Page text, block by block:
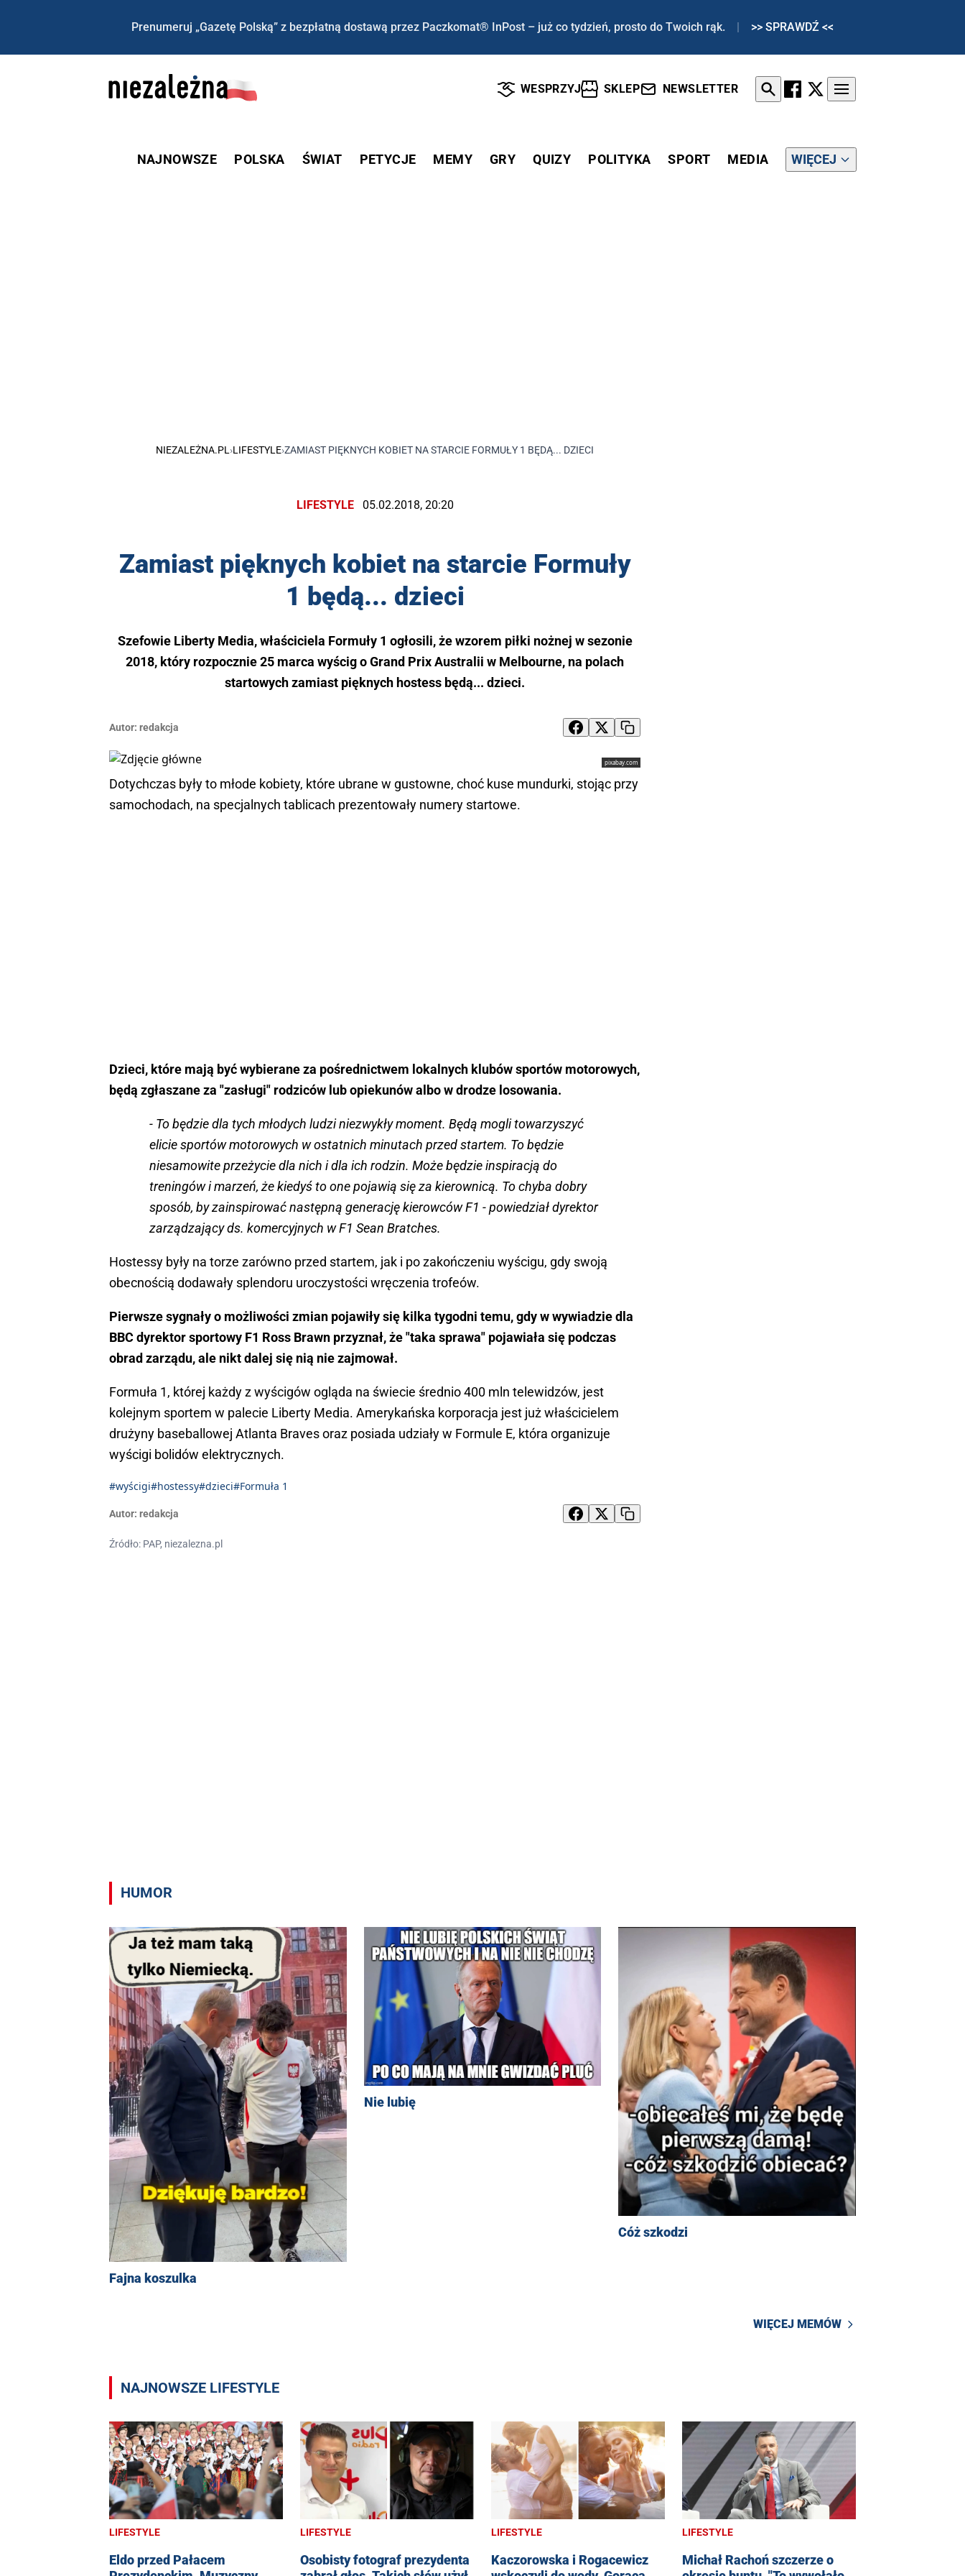
Prenumeruj „Gazetę Polską” z bezpłatną dostawą przez Paczkomat® InPost – już co tydzień, prosto do Twoich rąk. | >> SPRAWDŹ <<
WESPRZYJ SKLEP NEWSLETTER
NAJNOWSZE POLSKA ŚWIAT PETYCJE MEMY GRY QUIZY POLITYKA SPORT MEDIA WIĘCEJ
NIEZALEŻNA.PL ›LIFESTYLE›ZAMIAST PIĘKNYCH KOBIET NA STARCIE FORMUŁY 1 BĘDĄ... DZIECI
LIFESTYLE 05.02.2018, 20:20
Zamiast pięknych kobiet na starcie Formuły
1 będą... dzieci
Szefowie Liberty Media, właściciela Formuły 1 ogłosili, że wzorem piłki nożnej w sezonie
2018, który rozpocznie 25 marca wyścig o Grand Prix Australii w Melbourne, na polach
startowych zamiast pięknych hostess będą... dzieci.
Autor: redakcja
pixabay.com
Dotychczas były to młode kobiety, które ubrane w gustowne, choć kuse mundurki, stojąc przy
samochodach, na specjalnych tablicach prezentowały numery startowe.
Dzieci, które mają być wybierane za pośrednictwem lokalnych klubów sportów motorowych,
będą zgłaszane za "zasługi" rodziców lub opiekunów albo w drodze losowania.
- To będzie dla tych młodych ludzi niezwykły moment. Będą mogli towarzyszyć
elicie sportów motorowych w ostatnich minutach przed startem. To będzie
niesamowite przeżycie dla nich i dla ich rodzin. Może będzie inspiracją do
treningów i marzeń, że kiedyś to one pojawią się za kierownicą. To chyba dobry
sposób, by zainspirować następną generację kierowców F1 - powiedział dyrektor
zarządzający ds. komercyjnych w F1 Sean Bratches.
Hostessy były na torze zarówno przed startem, jak i po zakończeniu wyścigu, gdy swoją
obecnością dodawały splendoru uroczystości wręczenia trofeów.
Pierwsze sygnały o możliwości zmian pojawiły się kilka tygodni temu, gdy w wywiadzie dla
BBC dyrektor sportowy F1 Ross Brawn przyznał, że "taka sprawa" pojawiała się podczas
obrad zarządu, ale nikt dalej się nią nie zajmował.
Formuła 1, której każdy z wyścigów ogląda na świecie średnio 400 mln telewidzów, jest
kolejnym sportem w palecie Liberty Media. Amerykańska korporacja jest już właścicielem
drużyny baseballowej Atlanta Braves oraz posiada udziały w Formule E, która organizuje
wyścigi bolidów elektrycznych.
#wyścigi#hostessy#dzieci#Formuła 1
Autor: redakcja
Źródło: PAP, niezalezna.pl
HUMOR
Fajna koszulka
Nie lubię
Cóż szkodzi
WIĘCEJ MEMÓW
NAJNOWSZE LIFESTYLE
LIFESTYLE
Eldo przed Pałacem
LIFESTYLE
Osobisty fotograf prezydenta
LIFESTYLE
Kaczorowska i Rogacewicz
LIFESTYLE
Michał Rachoń szczerze o